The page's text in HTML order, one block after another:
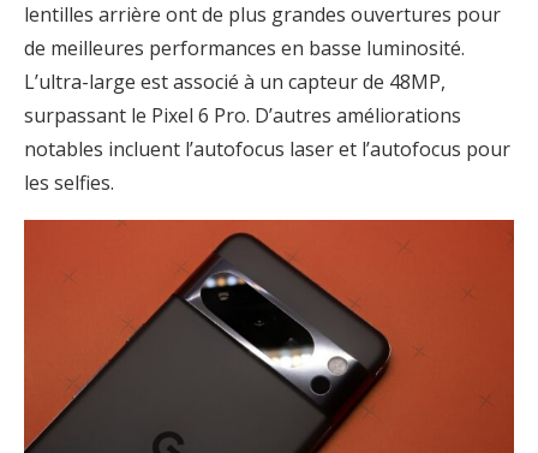
lentilles arrière ont de plus grandes ouvertures pour
de meilleures performances en basse luminosité.
L’ultra-large est associé à un capteur de 48MP,
surpassant le Pixel 6 Pro. D’autres améliorations
notables incluent l’autofocus laser et l’autofocus pour
les selfies.